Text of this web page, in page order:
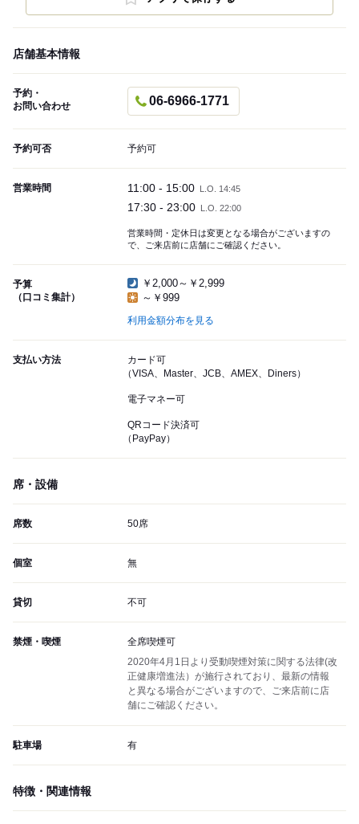
店舗基本情報
予約・
お問い合わせ
06-6966-1771
予約可否 予約可
営業時間 11:00 - 15:00 L.O. 14:45
17:30 - 23:00 L.O. 22:00
営業時間・定休日は変更となる場合がございますの
で、ご来店前に店舗にご確認ください。
予算
（口コミ集計）
￥2,000～￥2,999
～￥999
利用金額分布を見る
支払い方法
カード可
（VISA、Master、JCB、AMEX、Diners）
電子マネー可
QRコード決済可
（PayPay）
席・設備
席数 50席
個室 無
貸切 不可
禁煙・喫煙
全席喫煙可
2020年4月1日より受動喫煙対策に関する法律(改
正健康増進法）が施行されており、最新の情報
と異なる場合がございますので、ご来店前に店
舗にご確認ください。
駐車場 有
特徴・関連情報